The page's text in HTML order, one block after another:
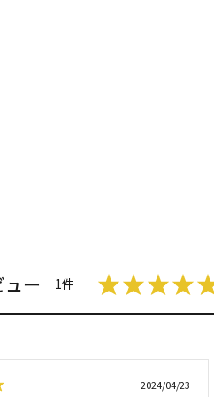
ー 1件
2024/04/23